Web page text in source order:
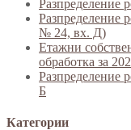
№ 24, вх. Д)
Етажни
обработка за
Б
Категории